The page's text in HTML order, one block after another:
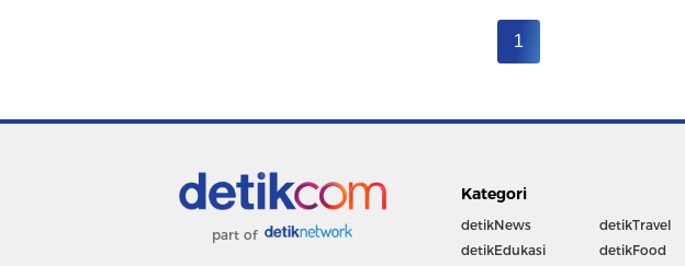
1
part of
Kategori
detikNews
detikEdukasi
detikTravel
detikFood